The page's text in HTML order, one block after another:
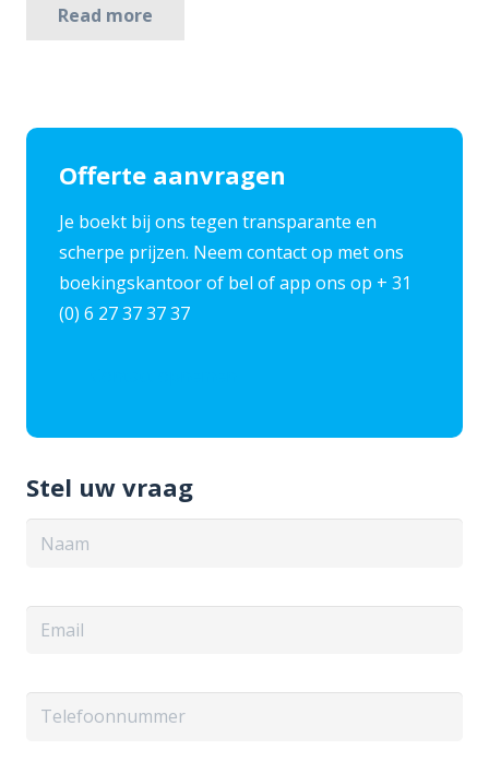
Read more
Offerte aanvragen
Je boekt bij ons tegen transparante en
scherpe prijzen. Neem contact op met ons
boekingskantoor of bel of app ons op + 31
(0) 6 27 37 37 37
Stel uw vraag